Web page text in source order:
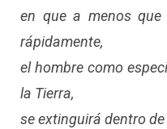
en que a menos
rápidamente,
el hombre como
la Tierra,
se extinguirá dentro